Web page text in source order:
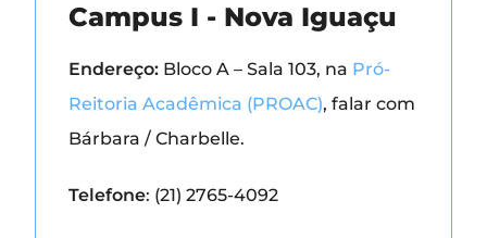
Campus I - Nova Iguaçu
Endereço: Bloco A – Sala 103, na Pró-
Reitoria Acadêmica (PROAC), falar com
Bárbara / Charbelle.
Telefone: (21) 2765-4092